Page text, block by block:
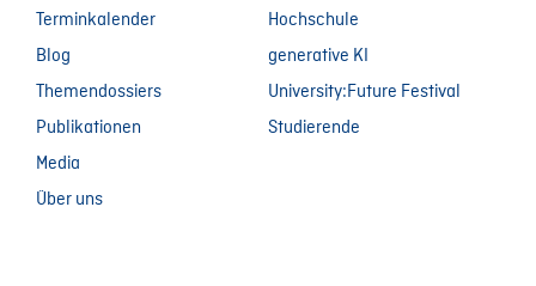
Terminkalender
Blog
Themendossiers
Publikationen
Media
Über uns
Hochschule
generative KI
University:Future Festival
Studierende